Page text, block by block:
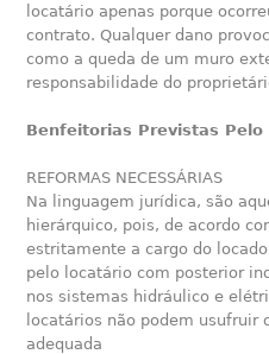
locatário apenas porque
contrato. Qualquer dano
como a queda de um muro
responsabilidade do
Benfeitorias Previstas Pelo
REFORMAS NECESSÁRIAS
Na linguagem jurídica, são
hierárquico, pois, de acordo
estritamente a cargo do
pelo locatário com posterior
nos sistemas hidráulico e
locatários não podem usufruir
adequada